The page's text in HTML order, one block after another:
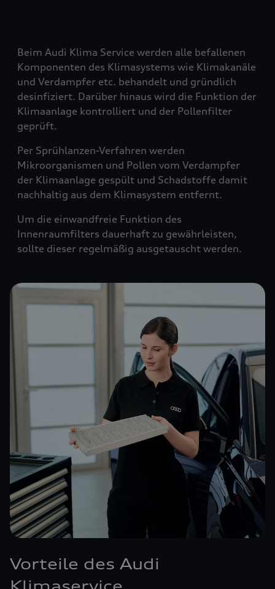
Beim Audi Klima Service werden alle befallenen
Komponenten des Klimasystems wie Klimakanäle
und Verdampfer etc. behandelt und gründlich
desinfiziert. Darüber hinaus wird die Funktion der
Klimaanlage kontrolliert und der Pollenfilter
geprüft.
Per Sprühlanzen-Verfahren werden
Mikroorganismen und Pollen vom Verdampfer
der Klimaanlage gespült und Schadstoffe damit
nachhaltig aus dem Klimasystem entfernt.
Um die einwandfreie Funktion des
Innenraumfilters dauerhaft zu gewährleisten,
sollte dieser regelmäßig ausgetauscht werden.
Vorteile des Audi